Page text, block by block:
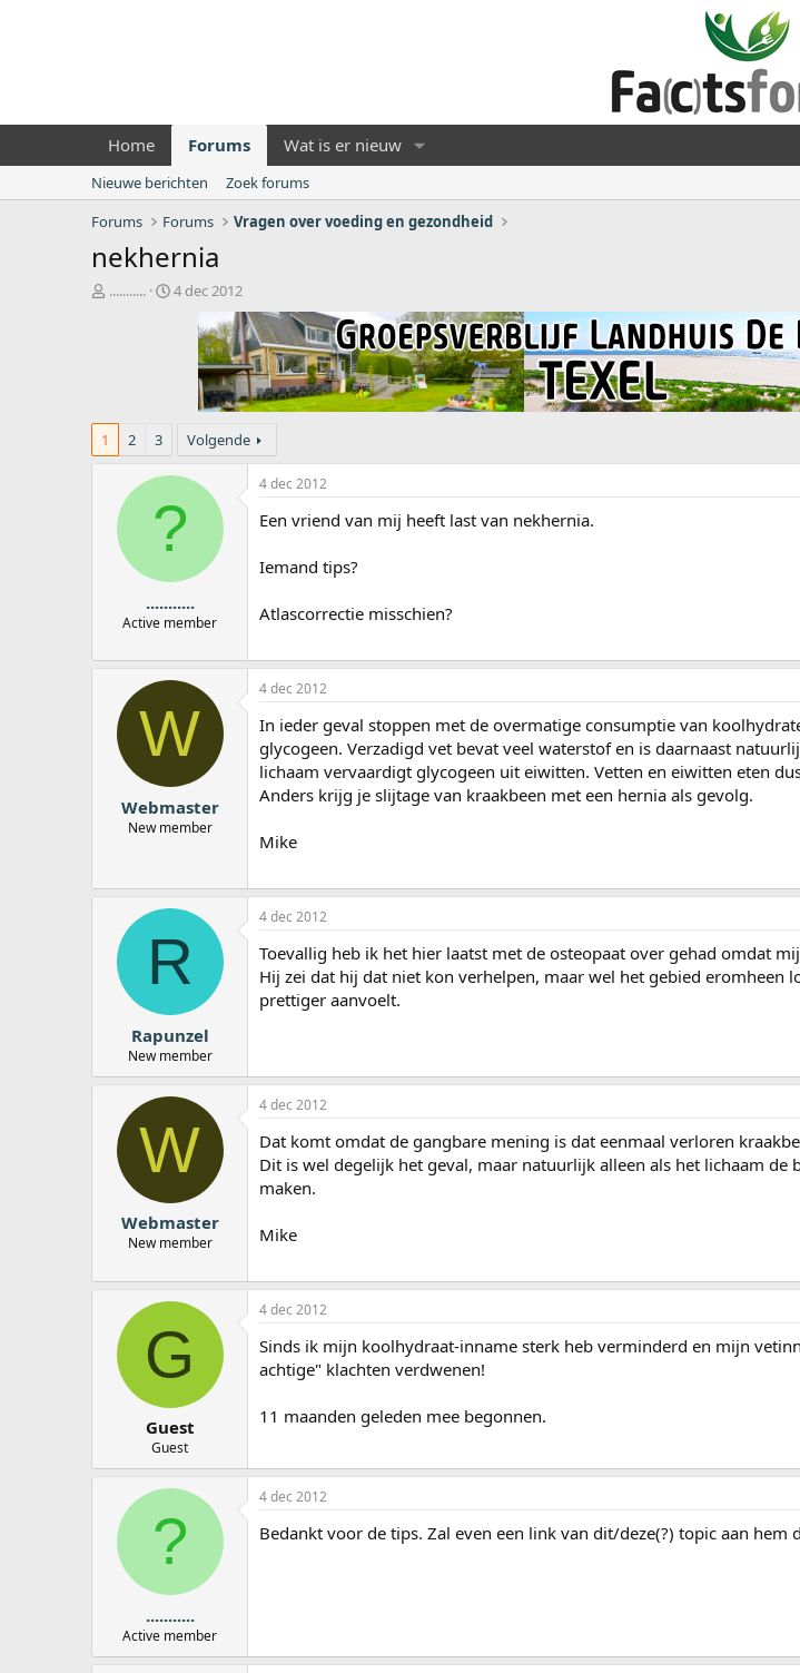
Home Forums Wat is er nieuw
Nieuwe berichten
Zoek forums
Forums
Forums Vragen over voeding en gezondheid
nekhernia
O
r
...........
S
4 dec 2012
1 2 3 Volgende
?
...........
Active member
4 dec 2012
Een vriend van mij heeft last van nekhernia.
Iemand tips?
Atlascorrectie misschien?
W
Webmaster
New member
4 dec 2012
In ieder geval stoppen met de overmatige consumptie van
glycogeen. Verzadigd vet bevat veel waterstof en is daarnaast
lichaam vervaardigt glycogeen uit eiwitten. Vetten en eiwitten eten
Anders krijg je slijtage van kraakbeen met een hernia als gevolg.
Mike
R
Rapunzel
New member
4 dec 2012
Toevallig heb ik het hier laatst met de osteopaat over gehad omdat
Hij zei dat hij dat niet kon verhelpen, maar wel het gebied eromheen
prettiger aanvoelt.
W
Webmaster
New member
4 dec 2012
Dat komt omdat de gangbare mening is dat eenmaal verloren
Dit is wel degelijk het geval, maar natuurlijk alleen als het lichaam
maken.
Mike
G
Guest
Guest
4 dec 2012
Sinds ik mijn koolhydraat-inname sterk heb verminderd en mijn
achtige" klachten verdwenen!
11 maanden geleden mee begonnen.
?
...........
Active member
4 dec 2012
Bedankt voor de tips. Zal even een link van dit/deze(?) topic aan hem